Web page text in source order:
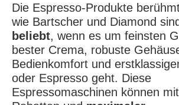
Die Espresso-Produkte
wie Bartscher und Diamond sind
beliebt, wenn es um feinsten
bester Crema, robuste
Bedienkomfort und
oder Espresso geht. Diese
Espressomaschinen können